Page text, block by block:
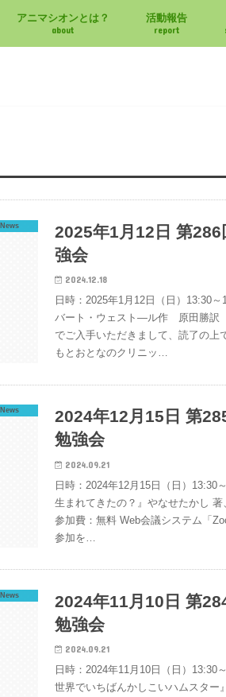
アニマシオンとは？
about
活動報告
report
News
2025年1月12日 第
強会
2024.12.18
日時：2025年1月12日（日）13:30
バート・ウェスト―ル作 原田勝訳
でご入手いただきまして、読了の上
もとおとなのクリニッ…
News
2024年12月15日 第
勉強会
2024.09.21
日時：2024年12月15日（日）13:30
生まれてきたの？』やなせたかし
参加費：無料 Web会議システム「
参加を…
News
2024年11月10日 第
勉強会
2024.09.21
日時：2024年11月10日（日）
世界でいちばんかしこいハムスタ